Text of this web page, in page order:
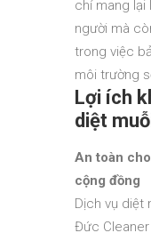
chỉ mang
người mà
trong việc
môi trường
Lợi ích
diệt
An toàn
cộng đồng
Dịch vụ diệt
Đức